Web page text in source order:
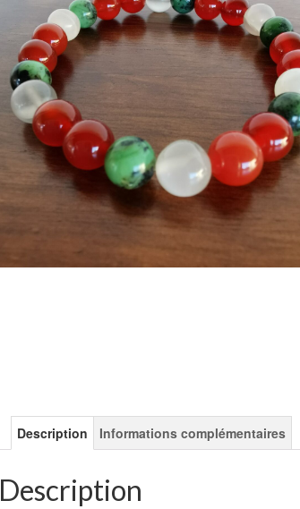
Description Informations complémentaires
Description